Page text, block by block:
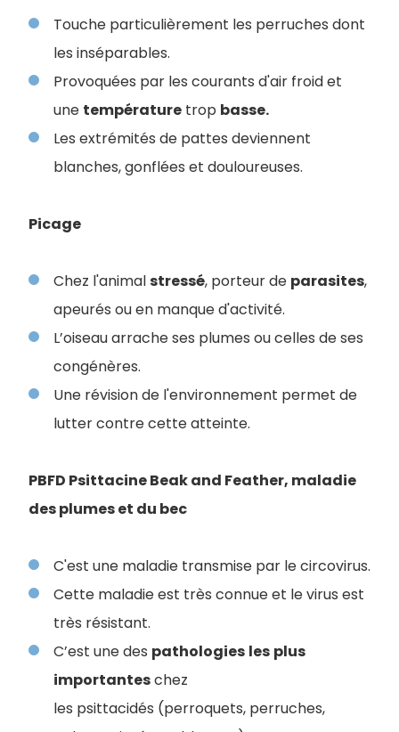
Touche particulièrement les perruches dont
les inséparables.
Provoquées par les courants d'air froid et
une température trop basse.
Les extrémités de pattes deviennent
blanches, gonflées et douloureuses.
Picage
Chez l'animalstressé, porteur de parasites,
apeurés ou en manque d'activité.
L’oiseau arrache ses plumes ou celles de ses
congénères.
Une révision de l'environnement permet de
lutter contre cette atteinte.
PBFD Psittacine Beak and Feather, maladie
des plumes et du bec
C'est une maladie transmise par le circovirus.
Cette maladie est très connue et le virus est
très résistant.
C’est une des pathologies les plus
importanteschez
les psittacidés (perroquets, perruches,